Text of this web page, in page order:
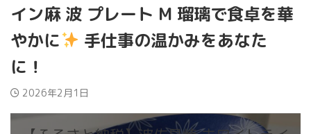
イン麻 波 プレート M 瑠璃で食卓を華
やかに
手仕事の温かみをあなた
に！
2026年2月1日